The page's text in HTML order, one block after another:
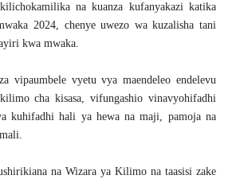
na kuanza kufanyakazi katika
2024, chenye uwezo wa kuzalisha tani
kwa mwaka.
vipaumbele vyetu vya maendeleo endelevu
cha kisasa, vifungashio vinavyohifadhi
kuhifadhi hali ya hewa na maji, pamoja na
na Wizara ya Kilimo na taasisi zake